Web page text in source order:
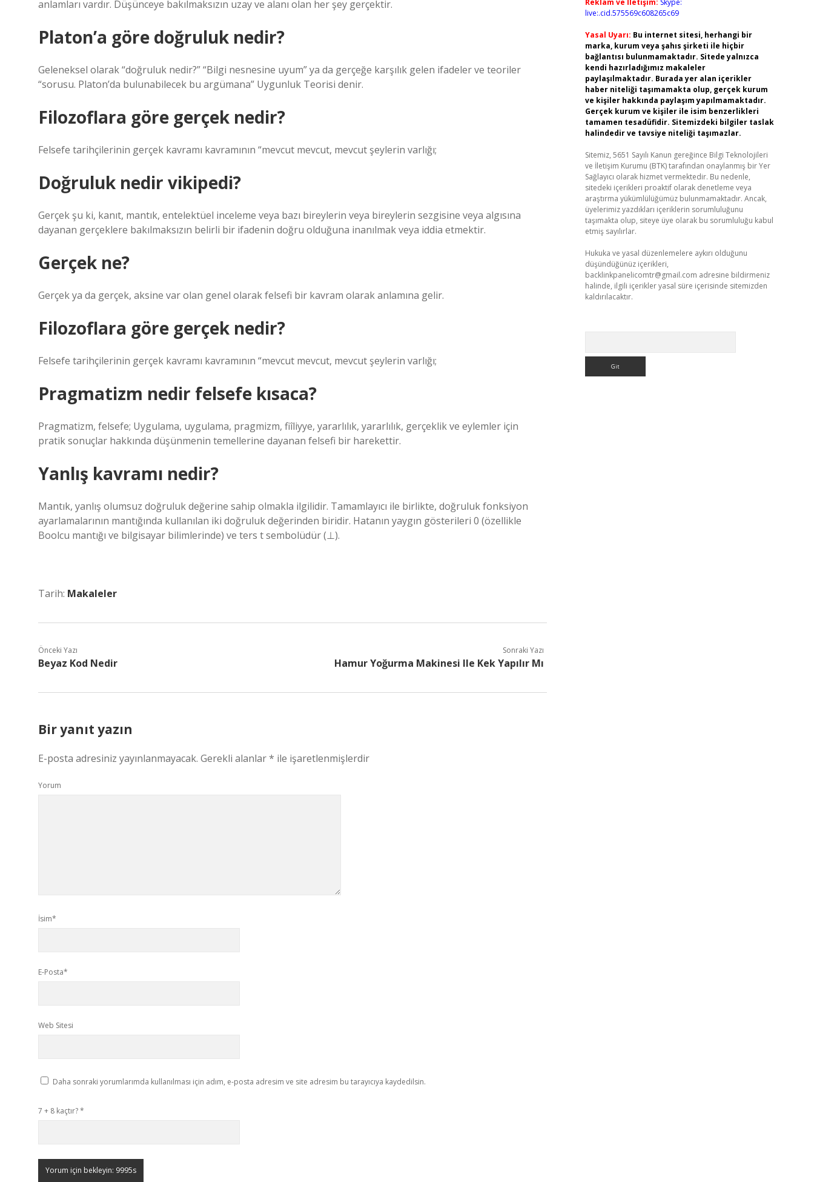
anlamları vardır. Düşünceye bakılmaksızın uzay ve alanı olan her şey gerçektir.
Platon’a göre doğruluk nedir?
Geleneksel olarak “doğruluk nedir?” “Bilgi nesnesine uyum” ya da gerçeğe karşılık gelen ifadeler ve teoriler
“sorusu. Platon’da bulunabilecek bu argümana” Uygunluk Teorisi denir.
Filozoflara göre gerçek nedir?
Felsefe tarihçilerinin gerçek kavramı kavramının “mevcut mevcut, mevcut şeylerin varlığı;
Doğruluk nedir vikipedi?
Gerçek şu ki, kanıt, mantık, entelektüel inceleme veya bazı bireylerin veya bireylerin sezgisine veya algısına
dayanan gerçeklere bakılmaksızın belirli bir ifadenin doğru olduğuna inanılmak veya iddia etmektir.
Gerçek ne?
Gerçek ya da gerçek, aksine var olan genel olarak felsefi bir kavram olarak anlamına gelir.
Filozoflara göre gerçek nedir?
Felsefe tarihçilerinin gerçek kavramı kavramının “mevcut mevcut, mevcut şeylerin varlığı;
Pragmatizm nedir felsefe kısaca?
Pragmatizm, felsefe; Uygulama, uygulama, pragmizm, fiîliyye, yararlılık, yararlılık, gerçeklik ve eylemler için
pratik sonuçlar hakkında düşünmenin temellerine dayanan felsefi bir harekettir.
Yanlış kavramı nedir?
Mantık, yanlış olumsuz doğruluk değerine sahip olmakla ilgilidir. Tamamlayıcı ile birlikte, doğruluk fonksiyon
ayarlamalarının mantığında kullanılan iki doğruluk değerinden biridir. Hatanın yaygın gösterileri 0 (özellikle
Boolcu mantığı ve bilgisayar bilimlerinde) ve ters t sembolüdür (⊥).
Tarih: Makaleler
Önceki Yazı
Beyaz Kod Nedir
Sonraki Yazı
Hamur Yoğurma Makinesi Ile Kek Yapılır Mı
Bir yanıt yazın
E-posta adresiniz yayınlanmayacak. Gerekli alanlar* ile işaretlenmişlerdir
Yorum
İsim*
E-Posta*
Web Sitesi
Daha sonraki yorumlarımda kullanılması için adım, e-posta adresim ve site adresim bu tarayıcıya kaydedilsin.
7 + 8 kaçtır?*
Reklam ve İletişim: Skype:
live:.cid.575569c608265c69
Yasal Uyarı: Bu internet sitesi, herhangi bir
marka, kurum veya şahıs şirketi ile hiçbir
bağlantısı bulunmamaktadır. Sitede yalnızca
kendi hazırladığımız makaleler
paylaşılmaktadır. Burada yer alan içerikler
haber niteliği taşımamakta olup, gerçek kurum
ve kişiler hakkında paylaşım yapılmamaktadır.
Gerçek kurum ve kişiler ile isim benzerlikleri
tamamen tesadüfidir. Sitemizdeki bilgiler taslak
halindedir ve tavsiye niteliği taşımazlar.
Sitemiz, 5651 Sayılı Kanun gereğince Bilgi Teknolojileri
ve İletişim Kurumu (BTK) tarafından onaylanmış bir Yer
Sağlayıcı olarak hizmet vermektedir. Bu nedenle,
sitedeki içerikleri proaktif olarak denetleme veya
araştırma yükümlülüğümüz bulunmamaktadır. Ancak,
üyelerimiz yazdıkları içeriklerin sorumluluğunu
taşımakta olup, siteye üye olarak bu sorumluluğu kabul
etmiş sayılırlar.
Hukuka ve yasal düzenlemelere aykırı olduğunu
düşündüğünüz içerikleri,
backlinkpanelicomtr@gmail.com adresine bildirmeniz
halinde, ilgili içerikler yasal süre içerisinde sitemizden
kaldırılacaktır.